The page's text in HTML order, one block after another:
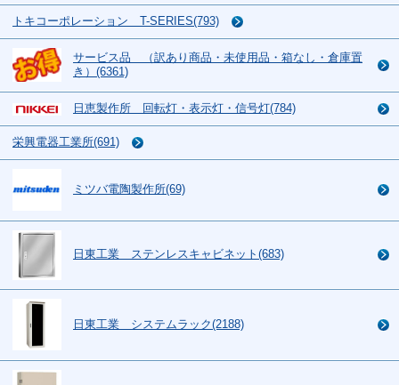
トキコーポレーション T-SERIES(793)
サービス品 （訳あり商品・未使用品・箱なし・倉庫置
き）(6361)
日恵製作所 回転灯・表示灯・信号灯(784)
栄興電器工業所(691)
ミツバ電陶製作所(69)
日東工業 ステンレスキャビネット(683)
日東工業 システムラック(2188)